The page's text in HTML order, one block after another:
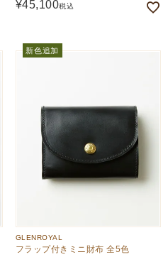
¥45,100税込
新色追加
GLENROYAL
フラップ付きミニ財布 全5色